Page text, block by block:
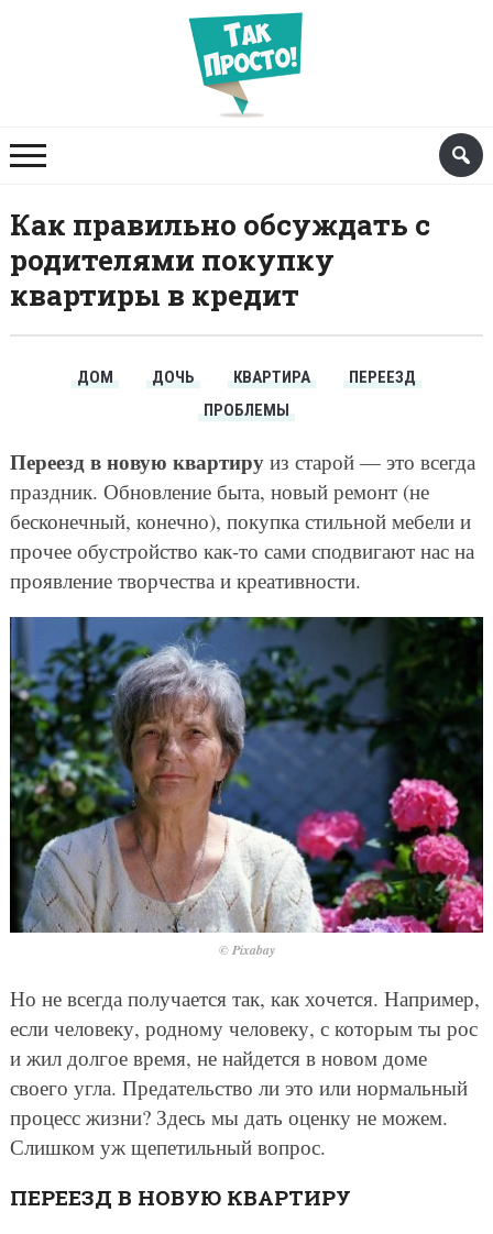
Как правильно обсуждать с
родителями покупку
квартиры в кредит
ДОМ ДОЧЬ КВАРТИРА
ПЕРЕЕЗД
ПРОБЛЕМЫ
Переезд в новую квартируиз старой — это всегда
праздник. Обновление быта, новый ремонт (не
бесконечный, конечно), покупка стильной мебели и
прочее обустройство как-то сами сподвигают нас на
проявление творчества и креативности.
© Pixabay
Но не всегда получается так, как хочется. Например,
если человеку, родному человеку, с которым ты рос
и жил долгое время, не найдется в новом доме
своего угла. Предательство ли это или нормальный
процесс жизни? Здесь мы дать оценку не можем.
Слишком уж щепетильный вопрос.
ПЕРЕЕЗД В НОВУЮ КВАРТИРУ